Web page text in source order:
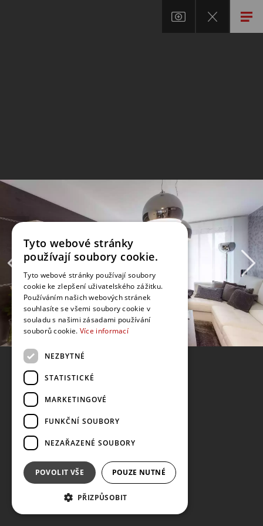
Tyto webové stránky
používají soubory cookie.
Tyto webové stránky používají soubory
cookie ke zlepšení uživatelského zážitku.
Používáním našich webových stránek
souhlasíte se všemi soubory cookie v
souladu s našimi zásadami používání
souborů cookie. Více informací
NEZBYTNÉ
STATISTICKÉ
MARKETINGOVÉ
FUNKČNÍ SOUBORY
NEZAŘAZENÉ SOUBORY
POVOLIT VŠE POUZE NUTNÉ
PŘIZPŮSOBIT